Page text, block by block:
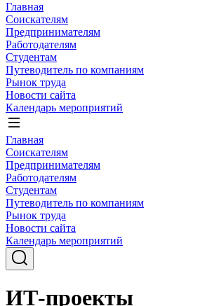
Главная
Соискателям
Предпринимателям
Работодателям
Студентам
Путеводитель по компаниям
Рынок труда
Новости сайта
Календарь мероприятий
Главная
Соискателям
Предпринимателям
Работодателям
Студентам
Путеводитель по компаниям
Рынок труда
Новости сайта
Календарь мероприятий
ИТ-проекты